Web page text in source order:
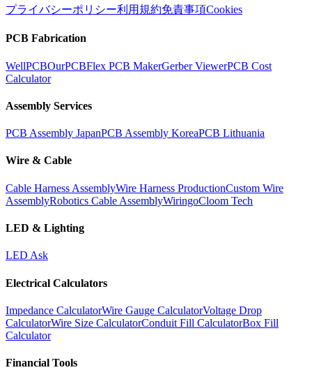
プライバシーポリシー利用規約免責事項Cookies
PCB Fabrication
WellPCBOurPCBFlex PCB MakerGerber ViewerPCB Cost
Calculator
Assembly Services
PCB Assembly JapanPCB Assembly KoreaPCB Lithuania
Wire & Cable
Cable Harness AssemblyWire Harness ProductionCustom Wire
AssemblyRobotics Cable AssemblyWiringoCloom Tech
LED & Lighting
LED Ask
Electrical Calculators
Impedance CalculatorWire Gauge CalculatorVoltage Drop
CalculatorWire Size CalculatorConduit Fill CalculatorBox Fill
Calculator
Financial Tools